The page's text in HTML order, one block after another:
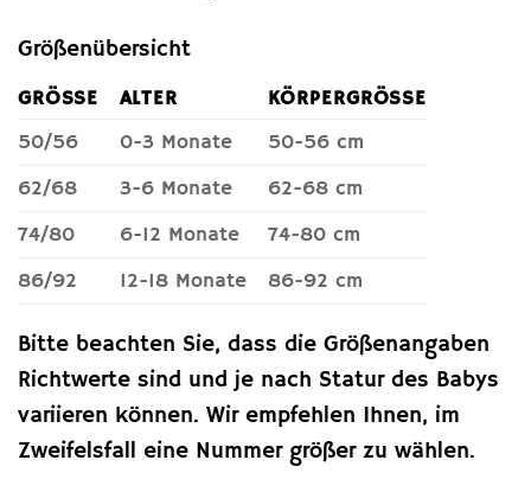
Größenübersicht
GRÖSSE ALTER
KÖRPERGRÖSSE
50/56
0-3 Monate
50-56 cm
62/68
3-6 Monate
62-68 cm
74/80
6-12 Monate
74-80 cm
86/92
12-18 Monate 86-92 cm
Bitte beachten Sie, dass die Größenangaben
Richtwerte sind und je nach Statur des Babys
variieren können. Wir empfehlen Ihnen, im
Zweifelsfall eine Nummer größer zu wählen.